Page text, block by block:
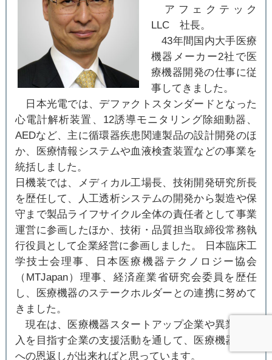
アフェクテック
LLC 社長。
43年間国内大手医療
機器メーカー2社で医
療機器開発の仕事に従
事してきました。
日本光電では、デファクトスタンダードとなった
心電計解析装置、12誘導モニタリング除細動器、
AEDなど、主に循環器疾患関連製品の設計開発のほ
か、医療情報システムや血液検査装置などの事業を
統括しました。
日機装では、メディカル工場長、技術開発研究所長
を歴任して、人工透析システムの開発から製造や保
守まで製品ライフサイクル全体の責任者として事業
運営に参画したほか、技術・品質担当取締役常務執
行役員として企業経営に参画しました。 日本臨床工
学技士会理事、日本医療機器テクノロジー協会
（MTJapan）理事、経済産業省研究会委員を歴任
し、医療機器のステークホルダーとの連携に努めて
きました。
現在は、医療機器スタートアップ企業や異業種参
入を目指す企業の支援活動を通して、医療機器産業
への恩返しが出来ればと思っています。